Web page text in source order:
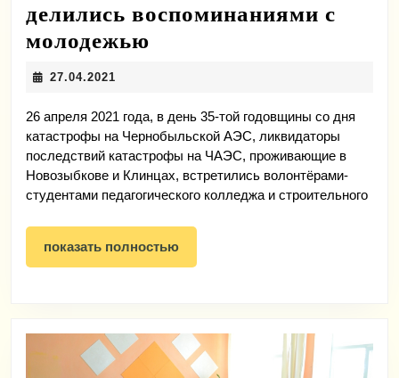
делились воспоминаниями с
молодежью
–
участники
ликвидации
последствий
Чернобыльской
катастрофы
с
молодежью
27.04.2021
26 апреля 2021 года, в день 35-той годовщины со дня
катастрофы на Чернобыльской АЭС, ликвидаторы
последствий катастрофы на ЧАЭС, проживающие в
Новозыбкове и Клинцах, встретились волонтёрами-
студентами педагогического колледжа и строительного
показать полностьюпоказать
полностью